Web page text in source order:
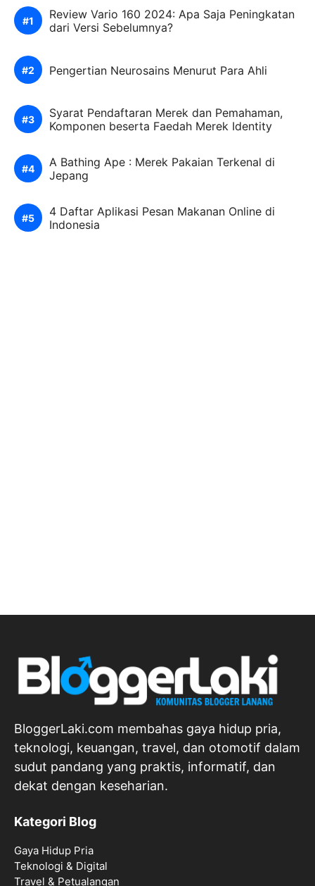
Review Vario 160 2024: Apa Saja Peningkatan
dari Versi Sebelumnya?
Pengertian Neurosains Menurut Para Ahli
Syarat Pendaftaran Merek dan Pemahaman,
Komponen beserta Faedah Merek Identity
A Bathing Ape : Merek Pakaian Terkenal di
Jepang
4 Daftar Aplikasi Pesan Makanan Online di
Indonesia
BloggerLaki.com membahas gaya hidup pria,
teknologi, keuangan, travel, dan otomotif dalam
sudut pandang yang praktis, informatif, dan
dekat dengan keseharian.
Kategori Blog
Gaya Hidup Pria
Teknologi & Digital
Travel & Petualangan